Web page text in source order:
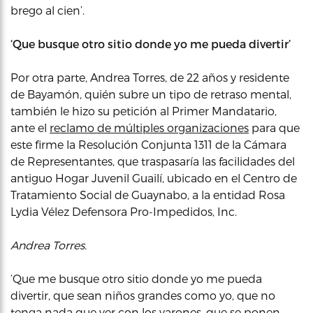
brego al cien’.
‘Que busque otro sitio donde yo me pueda divertir’
Por otra parte, Andrea Torres, de 22 años y residente
de Bayamón, quién subre un tipo de retraso mental,
también le hizo su petición al Primer Mandatario,
ante el reclamo de múltiples organizaciones para que
este firme la Resolución Conjunta 1311 de la Cámara
de Representantes, que traspasaría las facilidades del
antiguo Hogar Juvenil Guailí, ubicado en el Centro de
Tratamiento Social de Guaynabo, a la entidad Rosa
Lydia Vélez Defensora Pro-Impedidos, Inc.
Andrea Torres.
‘Que me busque otro sitio donde yo me pueda
divertir, que sean niños grandes como yo, que no